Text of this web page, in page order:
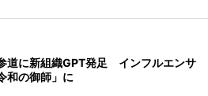
道に新組織GPT発足 インフルエンサ
和の御師」に